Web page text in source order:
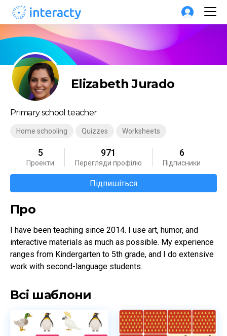
Elizabeth Jurado
Primary school teacher
Home schooling Quizzes Worksheets
5
Проекти
971
Перегляди профілю
6
Підписники
Підпишіться
Про
I have been teaching since 2014. I use art, humor, and
interactive materials as much as possible. My experience
ranges from Kindergarten to 5th grade, and I do extensive
work with second-language students.
Всі шаблони